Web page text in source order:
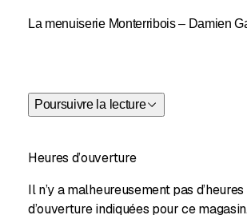
La menuiserie Monterribois – Damien
Notre entreprise est une menuiserie
Qualité, rapidité et proximité sont notre
C’est avec plaisir que nous vous
N'hésitez pas à nous contacter !
Poursuivre la lecture
Heures d’ouverture
Il n’y a malheureusement pas d’heures
d’ouverture indiquées pour ce